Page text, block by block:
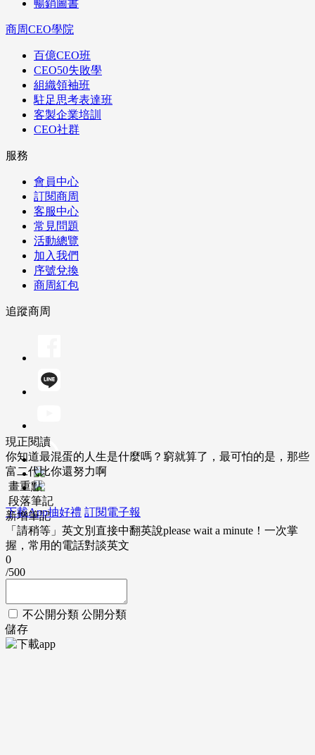
暢銷圖書
商周CEO學院
百億CEO班
CEO50失敗學
組織領袖班
駐足思考表達班
客製企業培訓
CEO社群
服務
會員中心
訂閱商周
客服中心
常見問題
活動總覽
加入我們
序號兌換
商周紅包
追蹤商周
下載App抽好禮 訂閱電子報
現正閱讀
你知道最混蛋的人生是什麼嗎？窮就算了，最可怕的是，那些
富二代比你還努力啊
畫重點
段落筆記
新增筆記
「請稍等」英文別直接中翻英說please wait a minute！一次掌
握，常用的電話對談英文
0
/500
不公開分類 公開分類
儲存